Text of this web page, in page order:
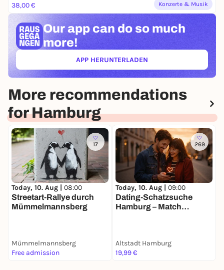
38,00 €
Konzerte & Musik
Our app can do so much
more!
APP HERUNTERLADEN(ÖFFNET IN NEUEM TAB)
More recommendations
for Hamburg
17
Today, 10. Aug | 08:00
Streetart-Rallye durch
Mümmelmannsberg
Mümmelmannsberg
Free admission
269
Today, 10. Aug | 09:00
Dating-Schatzsuche
Hamburg – Match
Altstadt Hamburg
19,99 €